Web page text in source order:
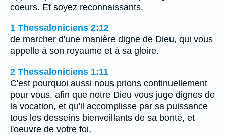
coeurs. Et soyez reconnaissants.
1 Thessaloniciens 2:12
de marcher d'une manière digne de Dieu, qui vous
appelle à son royaume et à sa gloire.
2 Thessaloniciens 1:11
C'est pourquoi aussi nous prions continuellement
pour vous, afin que notre Dieu vous juge dignes de
la vocation, et qu'il accomplisse par sa puissance
tous les desseins bienveillants de sa bonté, et
l'oeuvre de votre foi,